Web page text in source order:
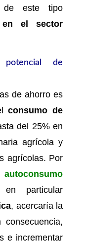
de este tipo
en el sector
de
de ahorro es
consumo de
del 25% en
agrícola y
agrícolas. Por
autoconsumo
particular
, acercaría la
e incrementar